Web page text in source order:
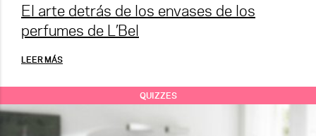
El arte detrás de los envases de los
perfumes de L’Bel
LEER MÁS
QUIZZES